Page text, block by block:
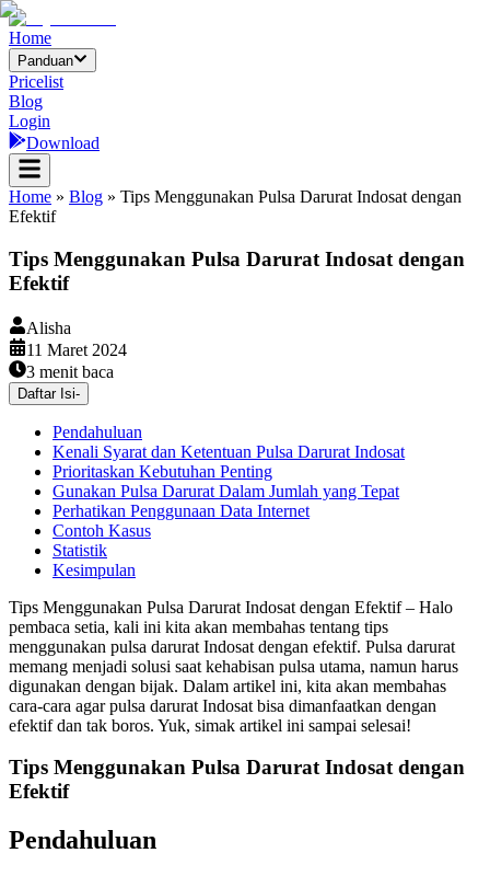
Home
Panduan
Pricelist
Blog
Login
Download
Home » Blog » Tips Menggunakan Pulsa Darurat Indosat dengan
Efektif
Tips Menggunakan Pulsa Darurat Indosat dengan
Efektif
Alisha
11 Maret 2024
3 menit baca
Daftar Isi-
Pendahuluan
Kenali Syarat dan Ketentuan Pulsa Darurat Indosat
Prioritaskan Kebutuhan Penting
Gunakan Pulsa Darurat Dalam Jumlah yang Tepat
Perhatikan Penggunaan Data Internet
Contoh Kasus
Statistik
Kesimpulan
Tips Menggunakan Pulsa Darurat Indosat dengan Efektif – Halo
pembaca setia, kali ini kita akan membahas tentang tips
menggunakan pulsa darurat Indosat dengan efektif. Pulsa darurat
memang menjadi solusi saat kehabisan pulsa utama, namun harus
digunakan dengan bijak. Dalam artikel ini, kita akan membahas
cara-cara agar pulsa darurat Indosat bisa dimanfaatkan dengan
efektif dan tak boros. Yuk, simak artikel ini sampai selesai!
Tips Menggunakan Pulsa Darurat Indosat dengan
Efektif
Pendahuluan